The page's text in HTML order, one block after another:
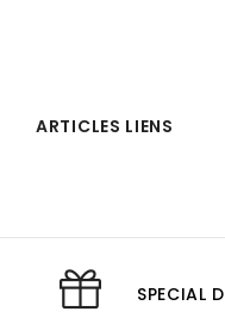
ARTICLES LIENS
SPECIAL